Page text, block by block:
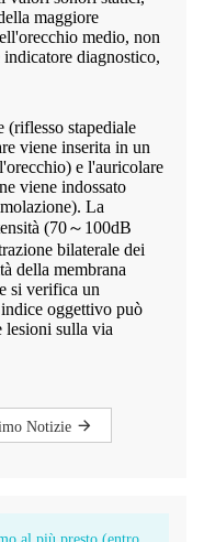
maggiore
medio, non
diagnostico,
(riflesso stapediale
viene inserita in un
e l'auricolare
viene indossato
La
(70～100dB
bilaterale dei
della membrana
si verifica un
oggettivo può
lesioni sulla via
Notizie